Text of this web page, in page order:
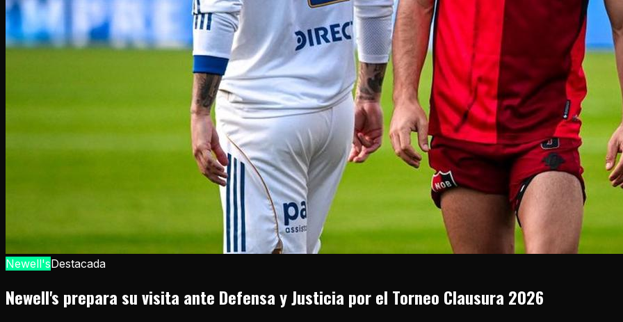
Newell'sDestacada
Newell's prepara su visita ante Defensa y Justicia por el Torneo Clausura 2026